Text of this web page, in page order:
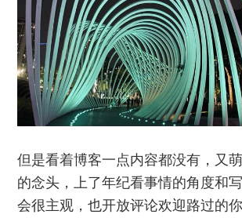
但是看着博客一点内容都没有，又
的念头，上了年纪看事情的角度和
会很主观，也开放评论欢迎路过的你